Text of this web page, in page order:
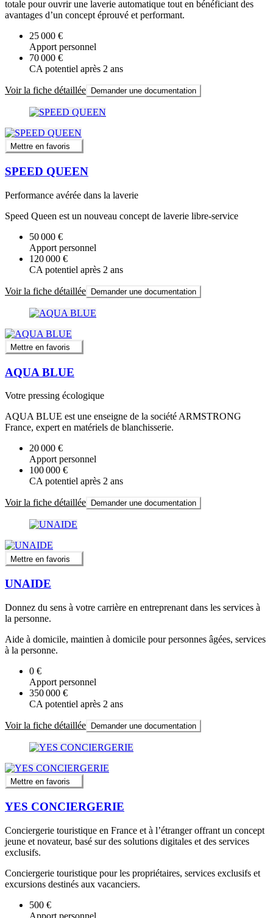
totale pour ouvrir une laverie automatique tout en bénéficiant des
avantages d’un concept éprouvé et performant.
25 000 €
Apport personnel
70 000 €
CA potentiel après 2 ans
Voir la fiche détaillée Demander une documentation
Mettre en favoris
SPEED QUEEN
Performance avérée dans la laverie
Speed Queen est un nouveau concept de laverie libre-service
50 000 €
Apport personnel
120 000 €
CA potentiel après 2 ans
Voir la fiche détaillée Demander une documentation
Mettre en favoris
AQUA BLUE
Votre pressing écologique
AQUA BLUE est une enseigne de la société ARMSTRONG
France, expert en matériels de blanchisserie.
20 000 €
Apport personnel
100 000 €
CA potentiel après 2 ans
Voir la fiche détaillée Demander une documentation
Mettre en favoris
UNAIDE
Donnez du sens à votre carrière en entreprenant dans les services à
la personne.
Aide à domicile, maintien à domicile pour personnes âgées, services
à la personne.
0 €
Apport personnel
350 000 €
CA potentiel après 2 ans
Voir la fiche détaillée Demander une documentation
Mettre en favoris
YES CONCIERGERIE
Conciergerie touristique en France et à l’étranger offrant un concept
jeune et novateur, basé sur des solutions digitales et des services
exclusifs.
Conciergerie touristique pour les propriétaires, services exclusifs et
excursions destinés aux vacanciers.
500 €
Apport personnel